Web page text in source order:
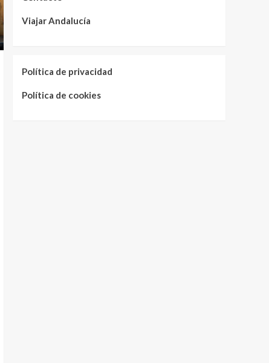
Viajar Andalucía
Política de privacidad
Política de cookies